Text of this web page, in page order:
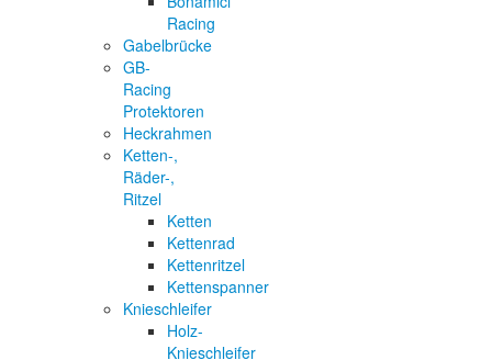
Racing
Gabelbrücke
GB-
Racing
Protektoren
Heckrahmen
Ketten-,
Räder-,
Ritzel
Ketten
Kettenrad
Kettenritzel
Kettenspanner
Knieschleifer
Holz-
Knieschleifer